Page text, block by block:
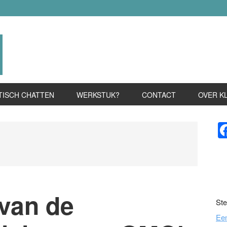
CHATTEN WERKSTUK? CONTACT OVER
de